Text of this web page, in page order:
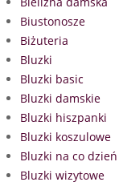
Biustonosze
Biżuteria
Bluzki
Bluzki basic
Bluzki damskie
Bluzki hiszpanki
Bluzki koszulowe
Bluzki na co dzień
Bluzki wizytowe